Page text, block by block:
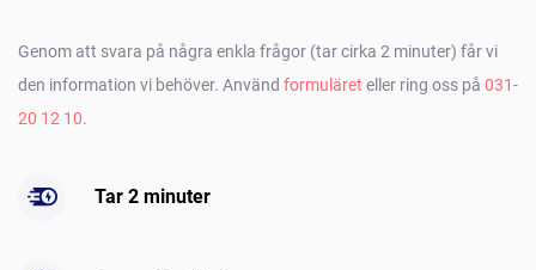
Genom att svara på några enkla frågor (tar cirka 2 minuter) får vi
den information vi behöver. Använd formuläret eller ring oss på 031-
20 12 10.
Tar 2 minuter